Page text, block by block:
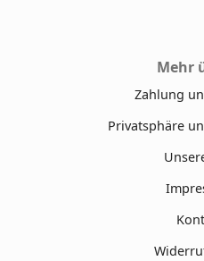
Mehr
Zahlung
Privatsphäre